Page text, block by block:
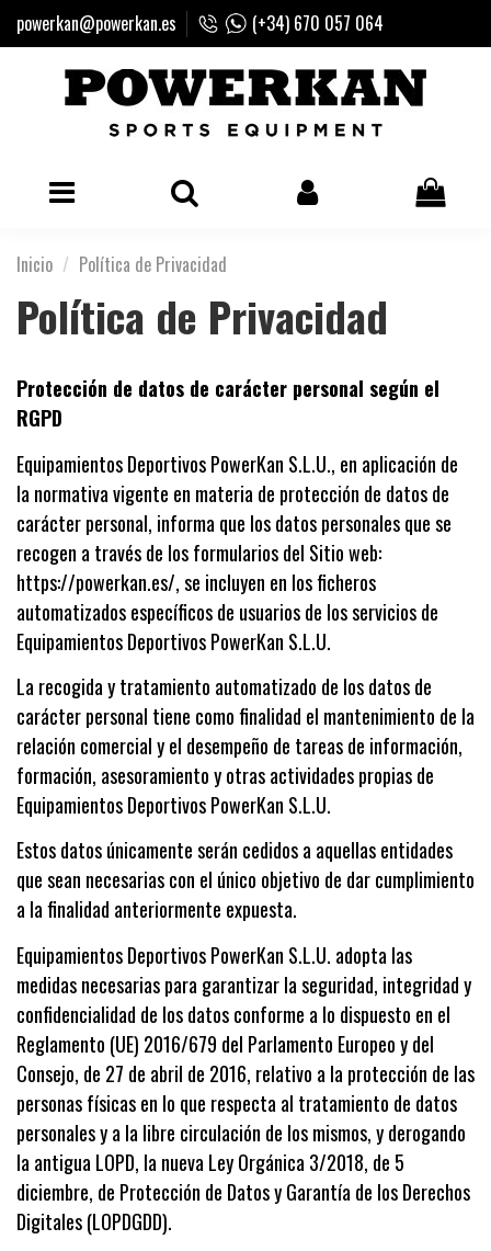
powerkan@powerkan.es (+34) 670 057 064
Inicio Política de Privacidad
Política de Privacidad
Protección de datos de carácter personal según el
RGPD
Equipamientos Deportivos PowerKan S.L.U., en aplicación de
la normativa vigente en materia de protección de datosde
carácter personal, informa que los datos personales que se
recogen a través de los formularios del Sitio web:
https://powerkan.es/, se incluyen en los ficheros
automatizados específicos de usuarios de los servicios de
Equipamientos Deportivos PowerKan S.L.U.
La recogida y tratamiento automatizado de los datos de
carácter personal tiene como finalidad el mantenimiento de la
relación comercial y el desempeño de tareas de información,
formación, asesoramiento y otras actividades propias de
Equipamientos Deportivos PowerKan S.L.U.
Estos datos únicamente serán cedidos a aquellas entidades
que sean necesarias con el único objetivo de dar cumplimiento
a la finalidad anteriormente expuesta.
Equipamientos Deportivos PowerKan S.L.U. adopta las
medidas necesarias para garantizar la seguridad, integridad y
confidencialidad de los datos conforme a lo dispuesto en el
Reglamento (UE) 2016/679 del Parlamento Europeo y del
Consejo, de 27 de abril de 2016, relativo a la protección de las
personas físicas en lo que respecta al tratamiento de datos
personales y a la libre circulación de los mismos, y derogando
la antigua LOPD, la nueva Ley Orgánica 3/2018, de 5
diciembre, de Protección de Datos y Garantía de los Derechos
Digitales (LOPDGDD).